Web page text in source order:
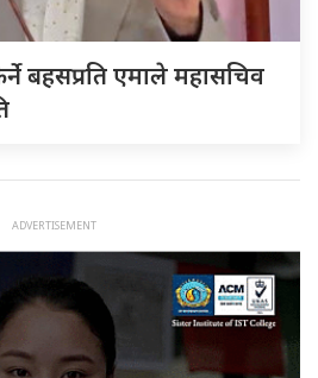
बहसप्रति एमाले महासचिव